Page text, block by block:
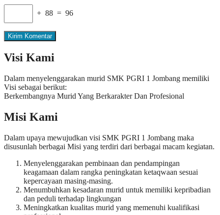
+ 88 = 96
Visi Kami
Dalam menyelenggarakan murid SMK PGRI 1 Jombang memiliki
Visi sebagai berikut:
Berkembangnya Murid Yang Berkarakter Dan Profesional
Misi Kami
Dalam upaya mewujudkan visi SMK PGRI 1 Jombang maka
disusunlah berbagai Misi yang terdiri dari berbagai macam kegiatan.
Menyelenggarakan pembinaan dan pendampingan
keagamaan dalam rangka peningkatan ketaqwaan sesuai
kepercayaan masing-masing.
Menumbuhkan kesadaran murid untuk memiliki kepribadian
dan peduli terhadap lingkungan
Meningkatkan kualitas murid yang memenuhi kualifikasi